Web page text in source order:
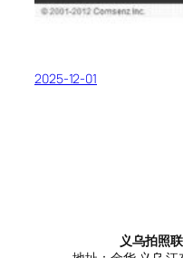
2025-12-01
义乌拍照